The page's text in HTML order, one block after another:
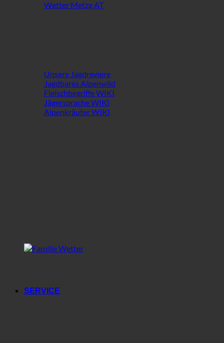
Wetter Metzg AT
Unsere Jagdreviere
Jagdbares Alpenwild
Fleischbegriffe WIKI
Jägersprache WIKI
Alpenkräuter WIKI
SERVICE